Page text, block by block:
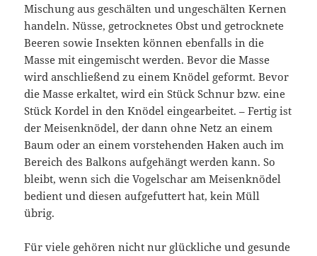
Mischung aus geschälten und ungeschälten Kernen
handeln. Nüsse, getrocknetes Obst und getrocknete
Beeren sowie Insekten können ebenfalls in die
Masse mit eingemischt werden. Bevor die Masse
wird anschließend zu einem Knödel geformt. Bevor
die Masse erkaltet, wird ein Stück Schnur bzw. eine
Stück Kordel in den Knödel eingearbeitet. – Fertig ist
der Meisenknödel, der dann ohne Netz an einem
Baum oder an einem vorstehenden Haken auch im
Bereich des Balkons aufgehängt werden kann. So
bleibt, wenn sich die Vogelschar am Meisenknödel
bedient und diesen aufgefuttert hat, kein Müll
übrig.
Für viele gehören nicht nur glückliche und gesunde